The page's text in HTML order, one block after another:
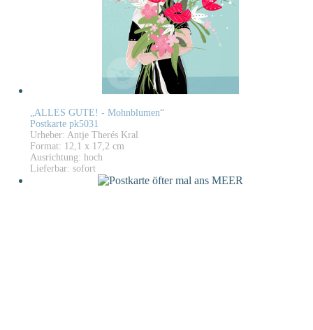
„ALLES GUTE! - Mohnblumen“
Postkarte pk5031
Urheber: Antje Therés Kral
Format: 12,1 x 17,2 cm
Ausrichtung: hoch
Lieferbar: sofort